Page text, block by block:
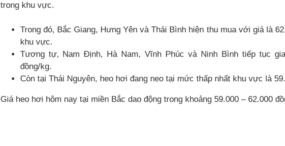
trong khu vực.
Trong đó, Bắc Giang, Hưng Yên và Thái Bình hiện thu mua với giá là
khu vực.
Tương tự, Nam Định, Hà Nam, Vĩnh Phúc và Ninh Bình tiếp tục
đồng/kg.
Còn tại Thái Nguyên, heo hơi đang neo tại mức thấp nhất khu vực là
Giá heo hơi hôm nay tại miền Bắc dao động trong khoảng 59.000 – 62.000